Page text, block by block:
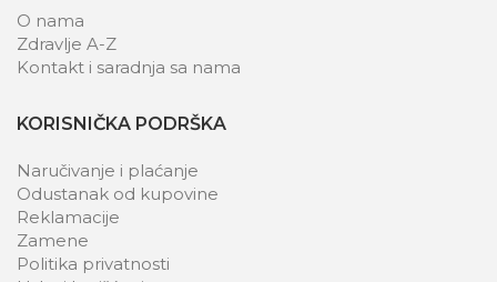
O nama
Zdravlje A-Z
Kontakt i saradnja sa nama
KORISNIČKA PODRŠKA
Naručivanje i plaćanje
Odustanak od kupovine
Reklamacije
Zamene
Politika privatnosti